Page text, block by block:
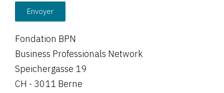
Envoyer
Fondation BPN
Business Professionals Network
Speichergasse 19
CH - 3011 Berne